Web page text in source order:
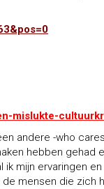
mislukte-
andere -who
hebben gehad
mijn ervaringen
mensen die zich